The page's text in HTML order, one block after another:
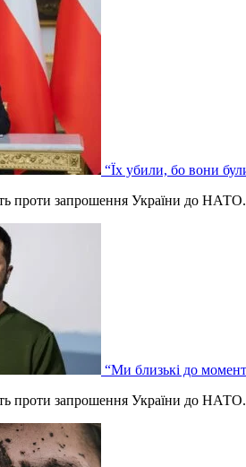
“Їх убили, бо вони
проти запрошення України до НАТО.
“Ми близькі до
проти запрошення України до НАТО.